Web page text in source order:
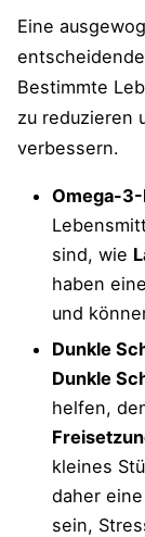
Eine
Bestimmte
zu reduzieren
verbessern.
Omega-
sind, wie
haben
und
Dunkle
Dunkle
helfen,
kleines
daher
sein,